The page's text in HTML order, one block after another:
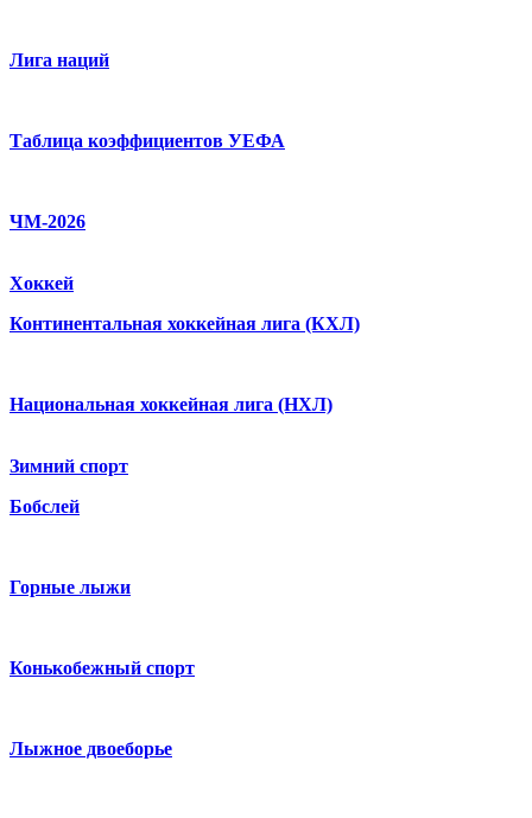
Лига наций
Таблица коэффициентов УЕФА
ЧМ-2026
Хоккей
Континентальная хоккейная лига (КХЛ)
Национальная хоккейная лига (НХЛ)
Зимний спорт
Бобслей
Горные лыжи
Конькобежный спорт
Лыжное двоеборье